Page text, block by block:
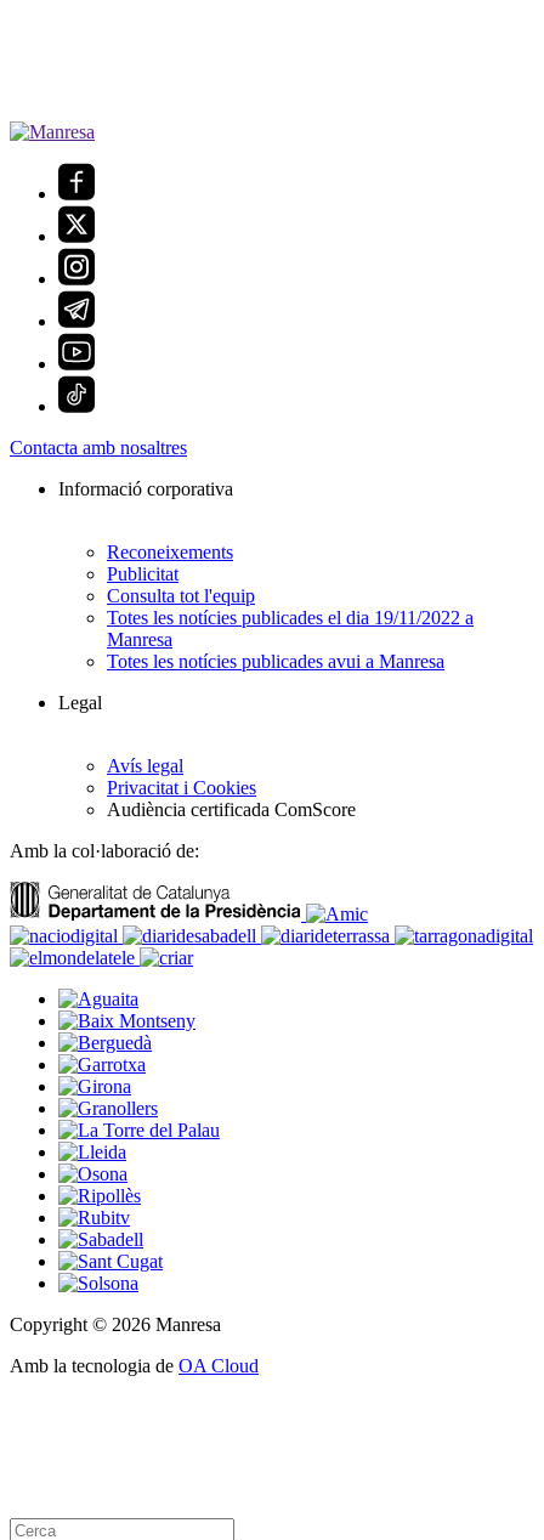
Contacta amb nosaltres
Informació corporativa
Reconeixements
Publicitat
Consulta tot l'equip
Totes les notícies publicades el dia 19/11/2022 a
Manresa
Totes les notícies publicades avui a Manresa
Legal
Avís legal
Privacitat i Cookies
Audiència certificada ComScore
Amb la col·laboració de:
Copyright © 2026 Manresa
Amb la tecnologia de OA Cloud